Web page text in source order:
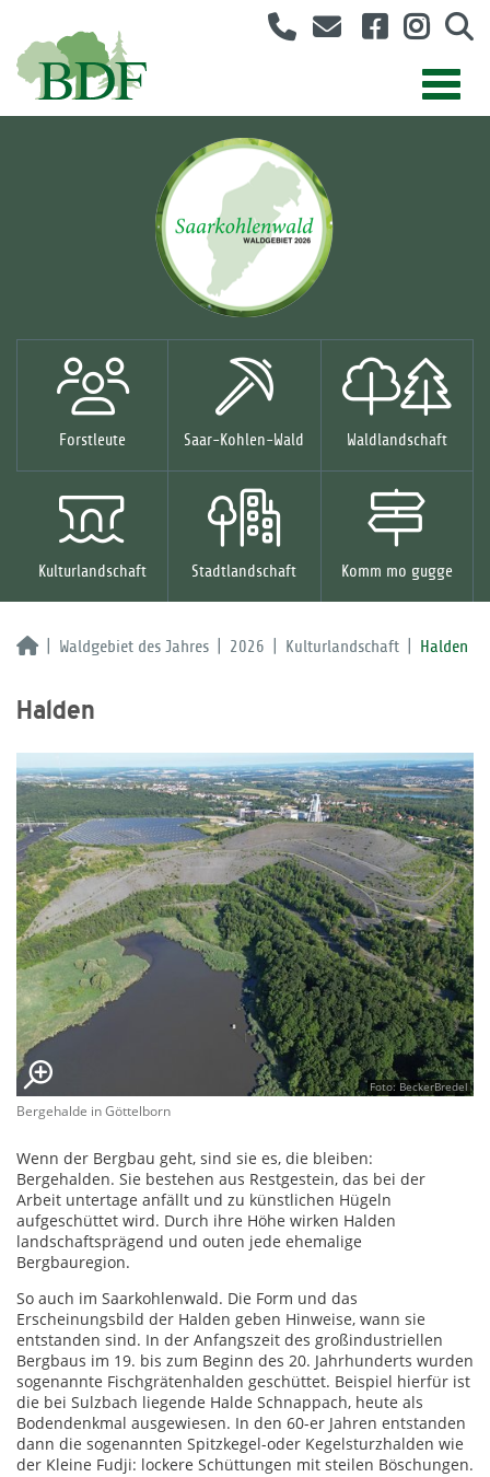
Forstleute Saar-Kohlen-Wald Waldlandschaft
Kulturlandschaft Stadtlandschaft Komm mo gugge
Waldgebiet des Jahres 2026 Kulturlandschaft Halden
Halden
Foto: BeckerBredel
Bergehalde in Göttelborn
Wenn der Bergbau geht, sind sie es, die bleiben:
Bergehalden. Sie bestehen aus Restgestein, das bei der
Arbeit untertage anfällt und zu künstlichen Hügeln
aufgeschüttet wird. Durch ihre Höhe wirken Halden
landschaftsprägend und outen jede ehemalige
Bergbauregion.
So auch im Saarkohlenwald. Die Form und das
Erscheinungsbild der Halden geben Hinweise, wann sie
entstanden sind. In der Anfangszeit des großindustriellen
Bergbaus im 19. bis zum Beginn des 20. Jahrhunderts wurden
sogenannte Fischgrätenhalden geschüttet. Beispiel hierfür ist
die bei Sulzbach liegende Halde Schnappach, heute als
Bodendenkmal ausgewiesen. In den 60-er Jahren entstanden
dann die sogenannten Spitzkegel-oder Kegelsturzhalden wie
der Kleine Fudji: lockere Schüttungen mit steilen Böschungen.